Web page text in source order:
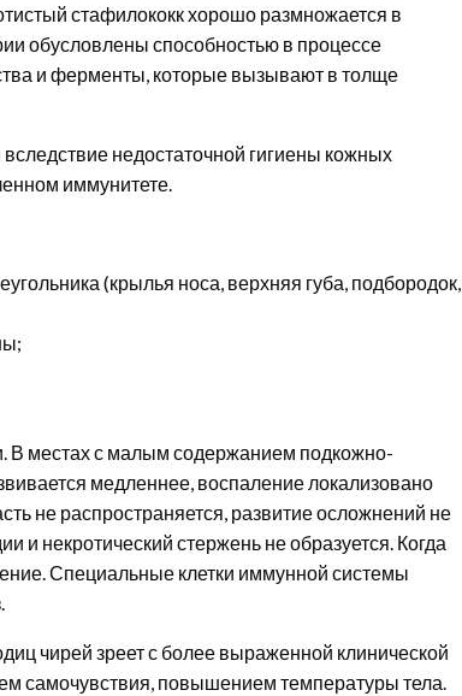
стафилококк хорошо размножается в
обусловлены способностью в процессе
и ферменты, которые вызывают в толще
недостаточной гигиены кожных
иммунитете.
(крылья носа, верхняя губа, подбородок,
В местах с малым содержанием подкожно-
медленнее, воспаление локализовано
не распространяется, развитие осложнений не
и некротический стержень не образуется. Когда
Специальные клетки иммунной системы
чирей зреет с более выраженной клинической
самочувствия, повышением температуры тела.